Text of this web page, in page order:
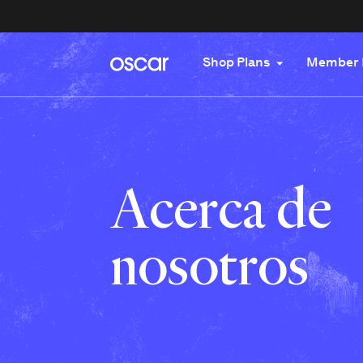
Shop Plans Member
Acerca de
nosotros